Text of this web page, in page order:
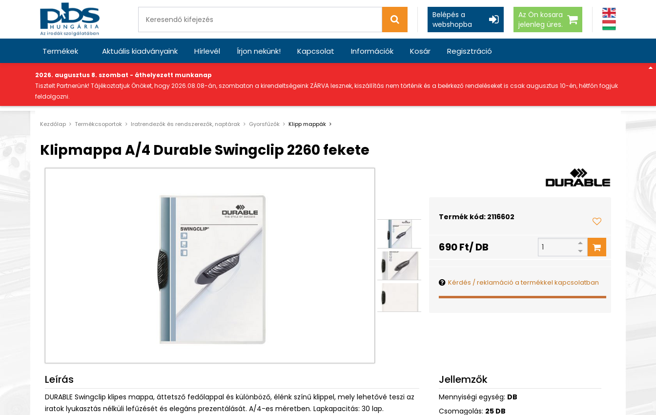
Belépés a
webshopba
Az Ön kosara
jelenleg üres.
Termékek Aktuális kiadványaink Hírlevél Írjon nekünk! Kapcsolat Információk Kosár Regisztráció
2026. augusztus 8. szombat - áthelyezett munkanap
Tisztelt Partnerünk! Tájékoztatjuk Önöket, hogy 2026.08.08-án, szombaton a kirendeltségeink ZÁRVA lesznek, kiszállítás nem történik és a beérkező rendeléseket is csak augusztus 10-én, hétfőn fogjuk
feldolgozni.
Kezdőlap Termékcsoportok Iratrendezők és rendszerezők, naptárak Gyorsfűzők Klipp mappák
Klipmappa A/4 Durable Swingclip 2260 fekete
Termék kód: 2116602
690 Ft/ DB
Kérdés / reklamáció a termékkel kapcsolatban
Leírás
DURABLE Swingclip klipes mappa, áttetsző fedőlappal és különböző, élénk színű klippel, mely lehetővé teszi az
iratok lyukasztás nélküli lefűzését és elegáns prezentálását. A/4-es méretben. Lapkapacitás: 30 lap.
Jellemzők
Mennyiségi egység: DB
Csomagolás: 25 DB